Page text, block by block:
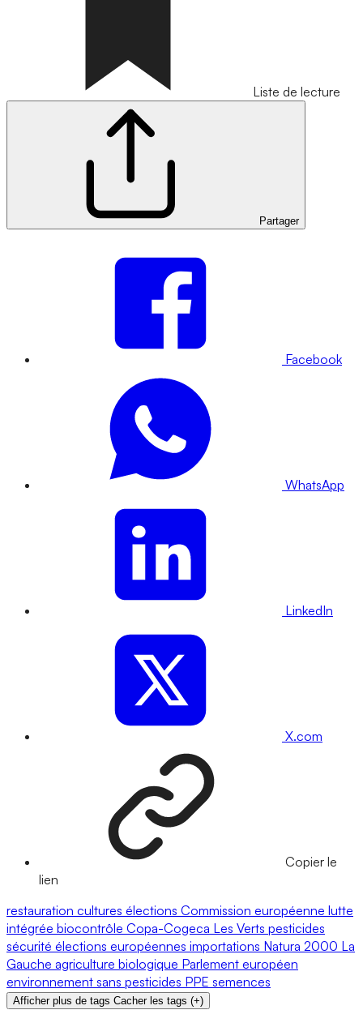
Liste de lecture
Partager
Facebook
WhatsApp
LinkedIn
X.com
Copier le
lien
restauration cultures élections Commission européenne lutte
intégrée biocontrôle Copa-Cogeca Les Verts pesticides
sécurité élections européennes importations Natura 2000 La
Gauche agriculture biologique Parlement européen
environnement sans pesticides PPE semences
Afficher plus de tags Cacher les tags (+)